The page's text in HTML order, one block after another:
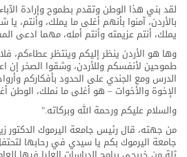
لقد بني هذا الوطن وتقدم بطموح وإرادة الآباء
بالأردن، آمنوا بأنهم أغلى ما يملك، وأنتم،
يملك، أنتم عزيمته وأنتم أمله، مهما ادعى
وها هو الأردن ينظر إليكم وينتظر عطاءكم، فلا
طموحين لأنفسكم وللأردن، وشقوا الصخر إن
الدرس ومع الجندي على الحدود بأفكاركم
الإخوة والأخوات – هو أغلى ما نملك، الوطن
والسلام عليكم ورحمة الله وبركاته."
من جهته، قال رئيس جامعة اليرموك
جامعة اليرموك بكم يا سيدي في رحابها